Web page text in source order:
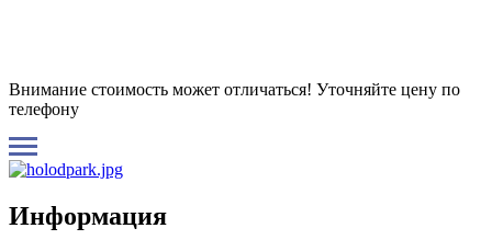
Внимание стоимость может отличаться! Уточняйте цену по
телефону
Информация